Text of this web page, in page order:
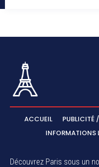
ACCUEIL PUBLICITÉ
INFORMATIONS
Découvrez Paris sous un